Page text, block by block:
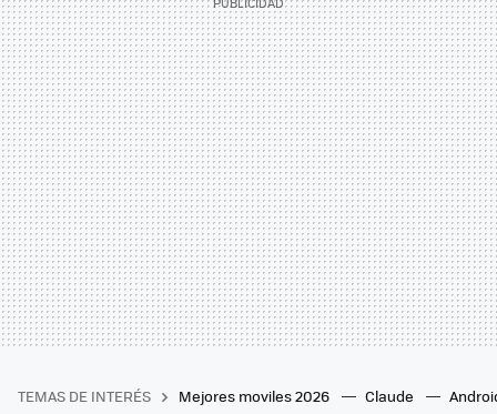
TEMAS DE INTERÉS Mejores moviles 2026 Claude